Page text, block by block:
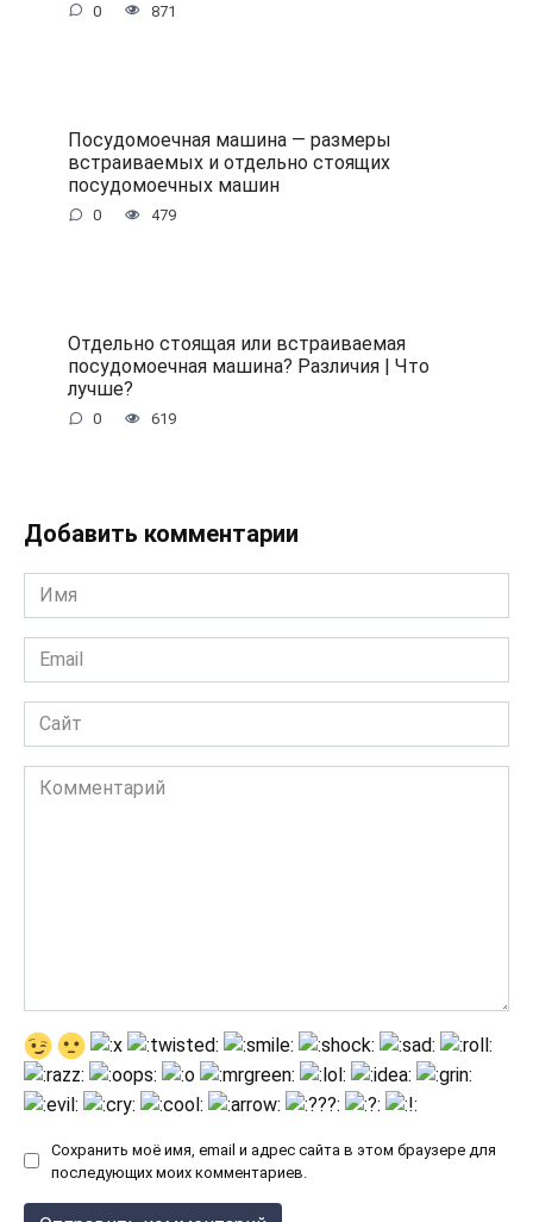
0 871
Посудомоечная машина — размеры
встраиваемых и отдельно стоящих
посудомоечных машин
0 479
Отдельно стоящая или встраиваемая
посудомоечная машина? Различия | Что
лучше?
0 619
Добавить комментарии
Имя
*
Email
*
Сайт
Комментарий
Сохранить моё имя, email и адрес сайта в этом браузере для
последующих моих комментариев.